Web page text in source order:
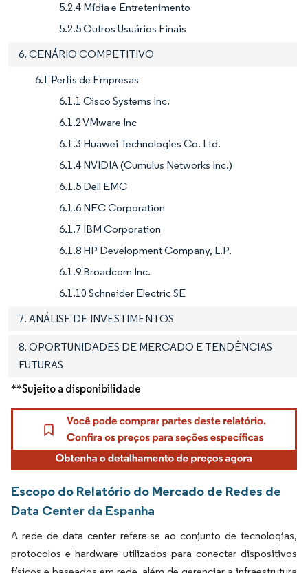
5.2.4 Mídia e Entretenimento
5.2.5 Outros Usuários Finais
6. CENÁRIO COMPETITIVO
6.1 Perfis de Empresas
6.1.1 Cisco Systems Inc.
6.1.2 VMware Inc
6.1.3 Huawei Technologies Co. Ltd.
6.1.4 NVIDIA (Cumulus Networks Inc.)
6.1.5 Dell EMC
6.1.6 NEC Corporation
6.1.7 IBM Corporation
6.1.8 HP Development Company, L.P.
6.1.9 Broadcom Inc.
6.1.10 Schneider Electric SE
7. ANÁLISE DE INVESTIMENTOS
8. OPORTUNIDADES DE MERCADO E TENDÊNCIAS
FUTURAS
**Sujeito a disponibilidade
Escopo do Relatório do Mercado de Redes de
Data Center da Espanha
A rede de data center refere-se ao conjunto de tecnologias,
protocolos e hardware utilizados para conectar dispositivos